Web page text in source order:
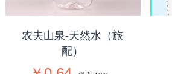
农夫山泉-天然水（旅
配）